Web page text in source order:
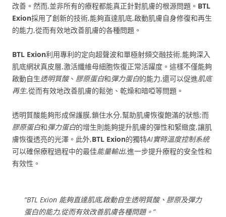
改善。然而,並非所有的療程都能真正針對肌膚的根源問題。 BTL
Exion採用了創新的技術,能夠直達肌底,啟動肌膚自身修復和再生
的能力,從而有效地改善肌膚的各種問題。
BTL Exion利用專利的定向超聲波和單極射頻交融技術,能夠深入
肌底網狀真皮層,激活纖維母細胞恢復正常活躍度。這樣不僅能夠
啟動自生透明質酸、 膠原蛋白和彈力蛋白的能力,還可以促進肌底
再生,從而有效地改善肌膚的鬆弛、乾燥和暗啞等問題。
透明質酸能夠形成保護膜,鎖住水分,幫助肌膚恢復飽滿的狀態;而
膠原蛋白和彈力蛋白的增生則能夠提升肌膚的彈性和緊緻度,讓肌
膚恢復透亮的光澤。此外,BTL Exion的獨特AI實時溫度控制系統
可以確保療程過程中的最佳能量輸出,進一步提升療程的安全性和
有效性。
“BTL Exion 能夠直達肌底,啟動自生透明質酸、膠原及彈力
蛋白的能力,從而有效改善肌膚各種問題。”